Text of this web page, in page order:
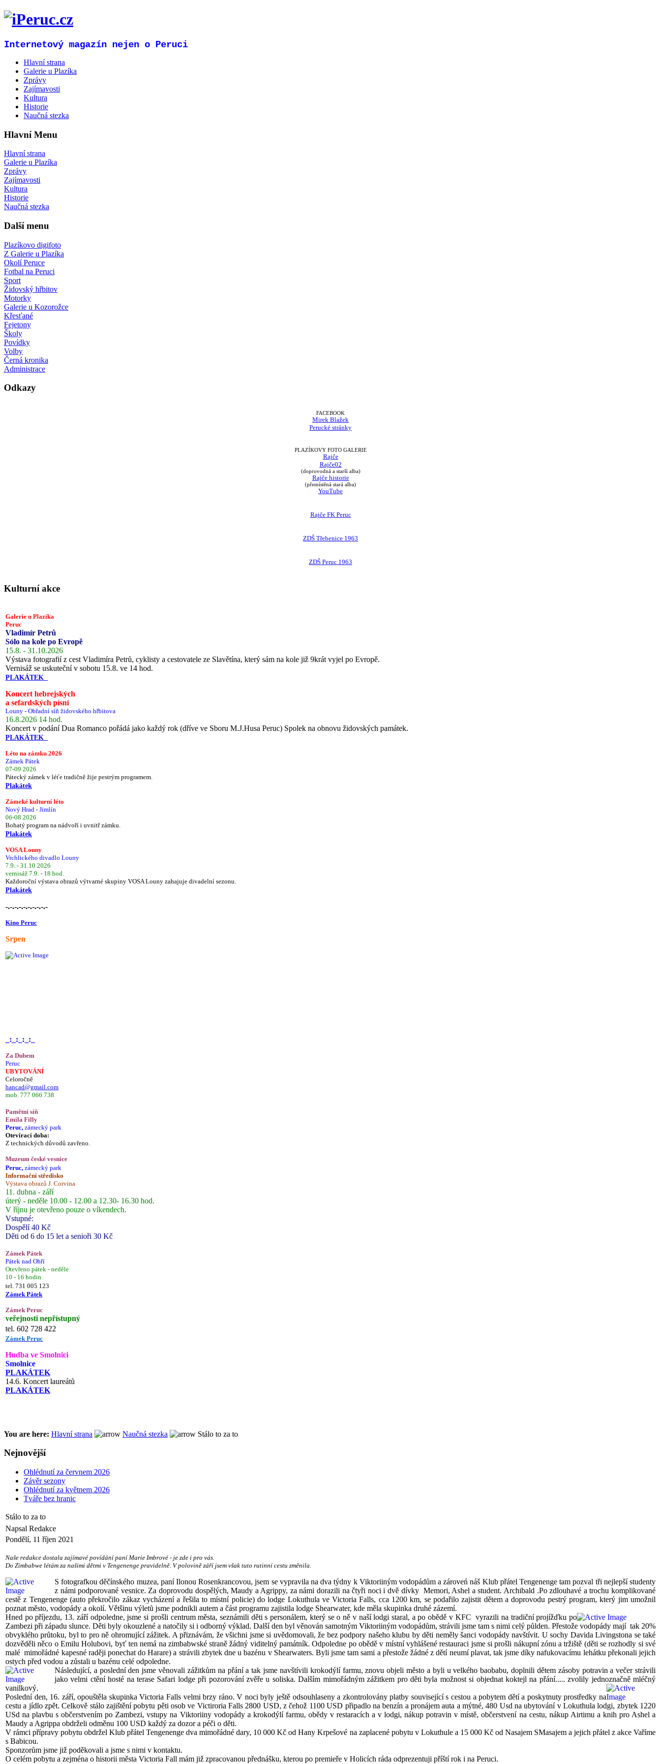
Internetový magazín nejen o Peruci
Hlavní strana
Galerie u Plazíka
Zprávy
Zajímavosti
Kultura
Historie
Naučná stezka
Hlavní Menu
Hlavní strana
Galerie u Plazíka
Zprávy
Zajímavosti
Kultura
Historie
Naučná stezka
Další menu
Plazíkovo digifoto
Z Galerie u Plazíka
Okolí Peruce
Fotbal na Peruci
Sport
Židovský hřbitov
Motorky
Galerie u Kozorožce
Křesťané
Fejetony
Školy
Povídky
Volby
Černá kronika
Administrace
Odkazy
FACEBOOK
Mirek Blažek
Perucké stránky
PLAZÍKOVY FOTO GALERIE
Rajče
Rajče02
(doprovodná a starší alba)
Rajče historie
(přemístěná stará alba)
YouTube
Rajče FK Peruc
ZDŠ Třebenice 1963
ZDŠ Peruc 1963
Kulturní akce
Galerie u Plazíka
Peruc
Vladimír Petrů
Sólo na kole po Evropě
15.8. - 31.10.2026
Výstava fotografií z cest Vladimíra Petrů, cyklisty a cestovatele ze Slavětína, který sám na kole již 9krát vyjel po Evropě.
Vernisáž se uskuteční v sobotu 15.8. ve 14 hod.
PLAKÁTEK
Koncert hebrejských
a sefardských písní
Louny - Obřadní síň židovského hřbitova
16.8.2026 14 hod.
Koncert v podání Dua Romanco pořádá jako každý rok (dříve ve Sboru M.J.Husa Peruc) Spolek na obnovu židovských památek.
PLAKÁTEK
Léto na zámku 2026
Zámek Pátek
07-09 2026
Pátecký zámek v léťe tradičně žije pestrým programem.
Plakátek
Zámeké kulturní léto
Nový Hrad - Jimlín
06-08 2026
Bohatý program na nádvoří i uvnitř zámku.
Plakátek
VOSA Louny
Vrchlického divadlo Louny
7.9. - 31.10 2026
vernisáž 7.9. - 18 hod.
Každoroční výstava obrazů výtvarné skupiny VOSA Louny zahajuje divadelní sezonu.
Plakátek
-.-.-.-.-.-.-.-.-.-
Kino Peruc
Srpen
_:_:_:_:_
Za Dubem
Peruc
UBYTOVÁNÍ
Celoročně
hancad@gmail.com
mob. 777 066 738
Pamětní síň
Emila Filly
Peruc, zámecký park
Otevírací doba:
Z technických důvodů zavřeno.
Muzeum české vesnice
Peruc, zámecký park
Informační středisko
Výstava obrazů J. Corvina
11. dubna - září
úterý - neděle 10.00 - 12.00 a 12.30- 16.30 hod.
V říjnu je otevřeno pouze o víkendech.
Vstupné:
Dospělí 40 Kč
Děti od 6 do 15 let a senioři 30 Kč
Zámek Pátek
Pátek nad Ohří
Otevřeno pátek - neděle
10 - 16 hodin
tel. 731 005 123
Zámek Pátek
Zámek Peruc
veřejnosti nepřístupný
tel. 602 728 422
Zámek Peruc
Hudba ve Smolnici
Smolnice
PLAKÁTEK
14.6. Koncert laureátů
PLAKÁTEK
You are here: Hlavní strana Naučná stezka Stálo to za to
Nejnovější
Ohlédnutí za červnem 2026
Závěr sezony
Ohlédnutí za květnem 2026
Tváře bez hranic
Stálo to za to
Napsal Redakce
Pondělí, 11 říjen 2021
Naše redakce dostala zajímavé povídání paní Marie Imbrové - je zde i pro vás.
Do Zimbabwe létám za našimi dětmi v Tengenenge pravidelně. V polovině září jsem však tuto rutinní cestu změnila.
S fotografkou děčínského muzea, paní Ilonou Rosenkrancovou, jsem se vypravila na dva týdny k Viktoriiným vodopádům a zároveń náš Klub přátel Tengenenge tam pozval tři nejlepšístudenty
z námi podporované vesnice. Za doprovodu dospělých, Maudy a Agrippy, za námi dorazili na čtyři noci i dvě dívky Memori, Ashel a student. Archibald .Po zdlouhavé a trochu komplikované
cestě z Tengenenge (auto překročilo zákaz vycházení a řešila to místní policie) do lodge Lokuthula ve Victoria Falls, cca 1200 km, se podařilo zajistit dětem a doprovodu pestrý program, který jim umožnil
poznat město, vodopády a okolí. Většinu výletů jsme podnikli autem a část programu zajistila lodge Shearwater, kde měla skupinka druhé zázemí.
Hned po příjezdu, 13. září odpoledne, jsme si prošli centrum města, seznámili děti s personálem, který se o ně v naší lodgi staral, a po obědě v KFC vyrazili na tradiční projížďku po
Zambezi při západu slunce. Děti byly okouzlené a natočily si i odborný výklad. Další den byl věnován samotným Viktoriiným vodopádům, strávili jsme tam s nimi celý půlden. Přestože vodopády mají tak 20%
obvyklého průtoku, byl to pro ně ohromující zážitek. A přiznávám, že všichni jsme si uvědomovali, že bez podpory našeho klubu by děti neměly šanci vodopády navštívit. U sochy Davida Livingstona se také
dozvěděli něco o Emilu Holubovi, byť ten nemá na zimbabwské straně žádný viditelný památník. Odpoledne po obědě v místní vyhlášené restauraci jsme si prošli nákupní zónu a tržiště (děti se rozhodly si své
malé mimořádné kapesné raději ponechat do Harare) a strávili zbytek dne u bazénu v Shearwaters. Byli jsme tam sami a přestože žádné z dětí neumí plavat, tak jsme díky nafukovacímu lehátku překonali jejich
ostych před vodou a zůstali u bazénu celé odpoledne.
Následující, a poslední den jsme věnovali zážitkům na přání a tak jsme navštívili krokodýlí farmu, znovu objeli město a byli u velkého baobabu, doplnili dětem zásoby potravin a večer strávili
jako velmi ctění hosté na terase Safari lodge při pozorování zvěře u soliska. Dalším mimořádným zážitkem pro děti byla možnost si objednat koktejl na přání..... zvolily jednoznačně mléčný
vanilkový.
Poslední den, 16. září, opouštěla skupinka Victoria Falls velmi brzy ráno. V noci byly ještě odsouhlaseny a zkontrolovány platby související s cestou a pobytem dětí a poskytnuty prostředky na
cestu a jídlo zpět. Celkově stálo zajištění pobytu pěti osob ve Victiroria Falls 2800 USD, z čehož 1100 USD připadlo na benzín a pronájem auta a mýtné, 480 Usd na ubytování v Lokuthula lodgi, zbytek 1220
USd na plavbu s občerstvením po Zambezi, vstupy na Viktoriiny vodopády a krokodýlí farmu, obědy v restaracích a v lodgi, nákup potravin v místě, občerstvení na cestu, nákup Airtimu a knih pro Ashel a
Maudy a Agrippa obdrželi odměnu 100 USD každý za dozor a péči o děti.
V rámci přípravy pobytu obdržel Klub přátel Tengenenge dva mimořádné dary, 10 000 Kč od Hany Krpešové na zaplacené pobytu v Lokuthule a 15 000 Kč od Nasajem SMasajem a jejich přátel z akce Vaříme
s Babicou.
Sponzorům jsme již poděkovali a jsme s nimi v kontaktu.
O celém pobytu a zejména o historii města Victoria Fall mám již zpracovanou přednášku, kterou po premieře v Holicích ráda odprezentuji příští rok i na Peruci.